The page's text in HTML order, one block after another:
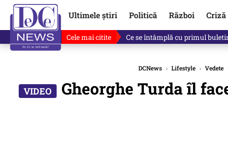
Ultimele știri Politică Război Criză
Cele mai citite Ce se întâmplă cu primul
DCNews › Lifestyle › Vedete
Gheorghe Turda îl